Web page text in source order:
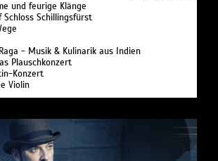
und feurige Klänge
Schillingsfürst
- Musik & Kulinarik aus Indien
Plauschkonzert
Konzert
Violin